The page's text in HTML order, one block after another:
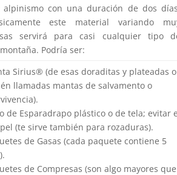
alpinismo con una duración de dos
este material variando
servirá para casi cualquier tipo
Podría ser:
Sirius® (de esas doraditas y plateadas o
llamadas mantas de salvamento o
de Esparadrapo plástico o de tela; evitar
(te sirve también para rozaduras).
de Gasas (cada paquete contiene 5
de Compresas (son algo mayores que